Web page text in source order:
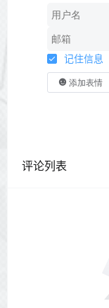
记住信息
添加表情
评论列表